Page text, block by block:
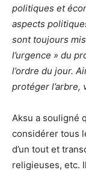
politiques et
aspects
sont toujours
l’urgence » du
l’ordre du jour.
protéger l’arbre,
Aksu a souligné
considérer tous
d’un tout et
religieuses, etc.